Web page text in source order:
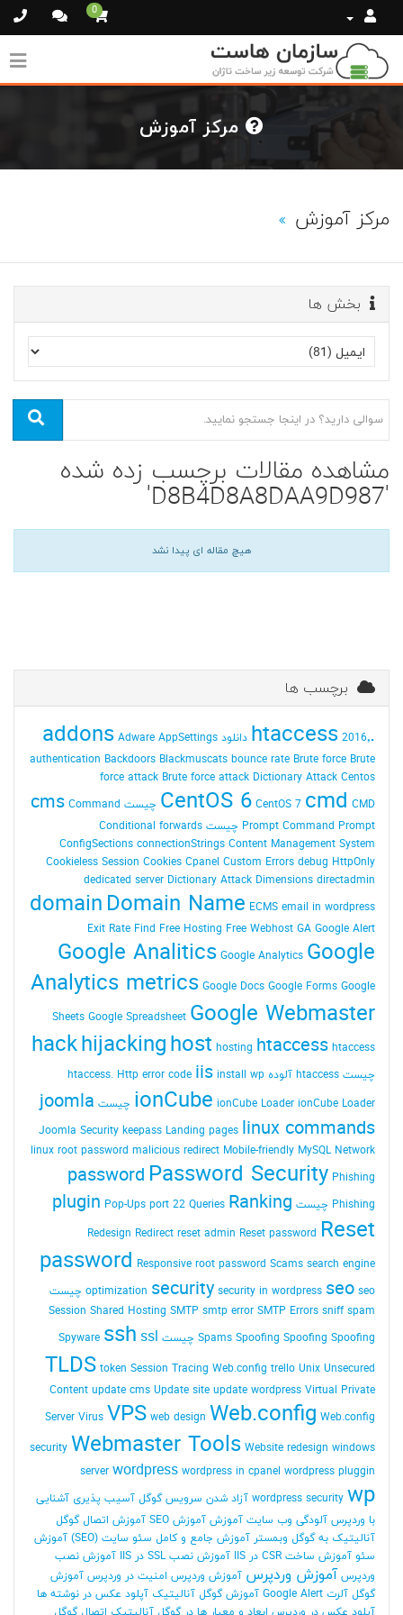
0
مرکز آموزش
بخش ها
مشاهده مقالات برچسب زده شده
'D8B4D8A8DAA9D987'
هیچ مقاله ای پیدا نشد
برچسب ها
.htaccess2016٬ دانلود addons Adware AppSettings
authentication Backdoors Blackmuscats bounce rate Brute force Brute
force attack Brute force attack Dictionary Attack Centos
CentOS 6 CentOS 7 cmd CMD چیست cms Command
Prompt Command Prompt چیست
Conditional forwards
ConfigSections connectionStrings Content Management System
Cookieless Session Cookies Cpanel Custom Errors debug HttpOnly
dedicated server Dictionary Attack Dimensions directadmin
domain Domain Name ECMS email in wordpress
Exit Rate Find Free Hosting Free Webhost GA Google Alert
Google Analitics Google Analytics Google
Analytics metrics Google Docs Google Forms Google
Sheets Google Spreadsheet Google Webmaster
hackhijackinghost hosting htaccess htaccess
چیست htaccess آلوده htaccess. Http error code iis install wp
ionCube ionCube Loader ionCube Loader چیست joomla
Joomla Security keepass Landing pages linux commands
linux root password malicious redirect Mobile-friendly MySQL Network
password Password Security Phishing
Phishing چیست
plugin Pop-Ups port 22 Queries Ranking
Redesign Redirect reset admin Reset password Reset
password Responsive root password Scams search engine
optimization security security in wordpress seo seo چیست
Session Shared Hosting SMTP smtp error SMTP Errors sniff spam
Spams Spoofing Spoofing Spoofing چیست Spyware ssh ssl
TLDS token Session Tracing Web.config trello Unix Unsecured
Content update cms Update site update wordpress Virtual Private
Server Virus VPS web design Web.config Web.config
security Webmaster Tools Website redesign windows
server wordpress wordpress in cpanel wordpress pluggin
wordpress security wp آزاد شدن سرویس گوگل آسیب پذیری آشنایی
با وردپرس آلودگی وب سایت آموزش آموزش SEO
آموزش اتصال گوگل
آنالیتیک به گوگل وبمستر آموزش جامع و کامل سئو سایت (SEO)
آموزش
سئو آموزش ساخت CSR در IIS آموزش نصب SSL در IIS
آموزش نصب
وردپرس آموزش وردپرس آموزش وردپرس امنیت در وردپرس آموزش
گوگل آلرت Google Alert
آموزش گوگل آنالیتیک آپلود عکس در نوشته ها